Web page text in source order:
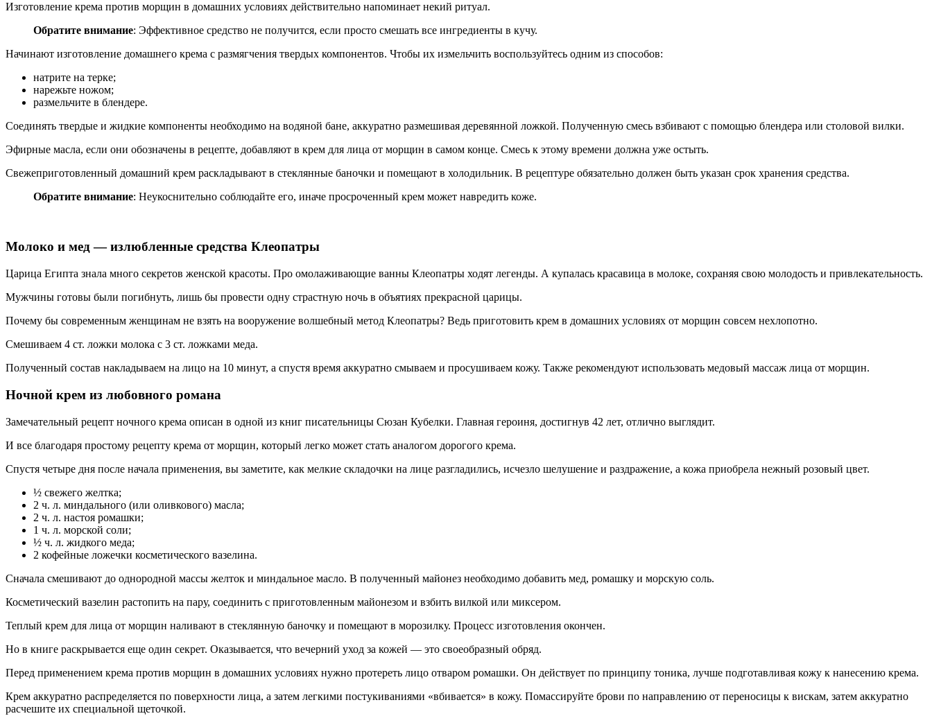
Изготовление крема против морщин в домашних условиях действительно напоминает некий ритуал.
Обратите внимание: Эффективное средство не получится, если просто смешать все ингредиенты в кучу.
Начинают изготовление домашнего крема с размягчения твердых компонентов. Чтобы их измельчить воспользуйтесь одним из способов:
натрите на терке;
нарежьте ножом;
размельчите в блендере.
Соединять твердые и жидкие компоненты необходимо на водяной бане, аккуратно размешивая деревянной ложкой. Полученную смесь взбивают с помощью блендера или столовой вилки.
Эфирные масла, если они обозначены в рецепте, добавляют в крем для лица от морщин в самом конце. Смесь к этому времени должна уже остыть.
Свежеприготовленный домашний крем раскладывают в стеклянные баночки и помещают в холодильник. В рецептуре обязательно должен быть указан срок хранения средства.
Обратите внимание: Неукоснительно соблюдайте его, иначе просроченный крем может навредить коже.
Молоко и мед — излюбленные средства Клеопатры
Царица Египта знала много секретов женской красоты. Про омолаживающие ванны Клеопатры ходят легенды. А купалась красавица в молоке, сохраняя свою молодость и привлекательность.
Мужчины готовы были погибнуть, лишь бы провести одну страстную ночь в объятиях прекрасной царицы.
Почему бы современным женщинам не взять на вооружение волшебный метод Клеопатры? Ведь приготовить крем в домашних условиях от морщин совсем нехлопотно.
Смешиваем 4 ст. ложки молока с 3 ст. ложками меда.
Полученный состав накладываем на лицо на 10 минут, а спустя время аккуратно смываем и просушиваем кожу. Также рекомендуют использовать медовый массаж лица от морщин.
Ночной крем из любовного романа
Замечательный рецепт ночного крема описан в одной из книг писательницы Сюзан Кубелки. Главная героиня, достигнув 42 лет, отлично выглядит.
И все благодаря простому рецепту крема от морщин, который легко может стать аналогом дорогого крема.
Спустя четыре дня после начала применения, вы заметите, как мелкие складочки на лице разгладились, исчезло шелушение и раздражение, а кожа приобрела нежный розовый цвет.
½ свежего желтка;
2 ч. л. миндального (или оливкового) масла;
2 ч. л. настоя ромашки;
1 ч. л. морской соли;
½ ч. л. жидкого меда;
2 кофейные ложечки косметического вазелина.
Сначала смешивают до однородной массы желток и миндальное масло. В полученный майонез необходимо добавить мед, ромашку и морскую соль.
Косметический вазелин растопить на пару, соединить с приготовленным майонезом и взбить вилкой или миксером.
Теплый крем для лица от морщин наливают в стеклянную баночку и помещают в морозилку. Процесс изготовления окончен.
Но в книге раскрывается еще один секрет. Оказывается, что вечерний уход за кожей — это своеобразный обряд.
Перед применением крема против морщин в домашних условиях нужно протереть лицо отваром ромашки. Он действует по принципу тоника, лучше подготавливая кожу к нанесению крема.
Крем аккуратно распределяется по поверхности лица, а затем легкими постукиваниями «вбивается» в кожу. Помассируйте брови по направлению от переносицы к вискам, затем аккуратно
расчешите их специальной щеточкой.